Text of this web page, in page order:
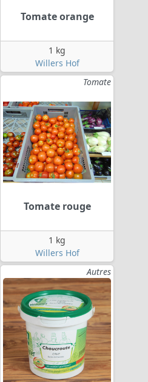
Tomate orange
1 kg
Willers Hof
Tomate
Tomate rouge
1 kg
Willers Hof
Autres